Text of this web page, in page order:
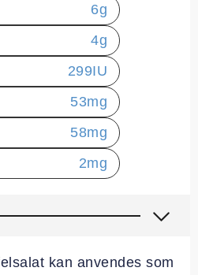
6g
4g
299IU
53mg
58mg
2mg
kan anvendes som